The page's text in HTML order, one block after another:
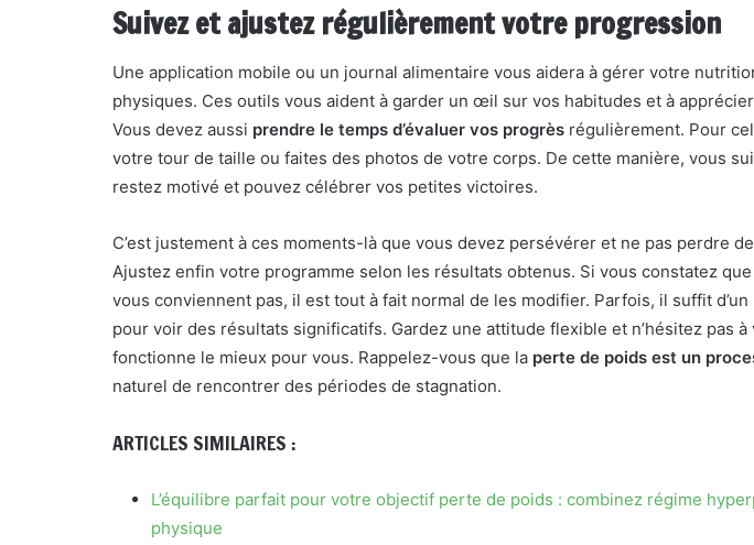
Suivez et ajustez régulièrement votre progression
Une application mobile ou un journal alimentaire vous aidera à gérer votre
physiques. Ces outils vous aident à garder un œil sur vos habitudes et à
Vous devez aussi prendre le temps d’évaluer vos progrès régulièrement. Pour
votre tour de taille ou faites des photos de votre corps. De cette manière, vous
restez motivé et pouvez célébrer vos petites victoires.
C’est justement à ces moments-là que vous devez persévérer et ne pas perdre
Ajustez enfin votre programme selon les résultats obtenus. Si vous constatez
vous conviennent pas, il est tout à fait normal de les modifier. Parfois, il suffit
pour voir des résultats significatifs. Gardez une attitude flexible et n’hésitez pas à
fonctionne le mieux pour vous. Rappelez-vous que la perte de poids est un
naturel de rencontrer des périodes de stagnation.
ARTICLES SIMILAIRES :
L’équilibre parfait pour votre objectif perte de poids : combinez régime
physique